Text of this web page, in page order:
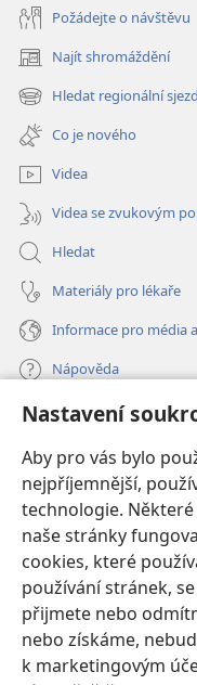
Nastavení
Aby pro vás bylo
nejpříjemnější,
technologie.
naše stránky
cookies, které
používání stránek,
přijmete nebo
nebo získáme,
k marketingovým
Požádejte o návštěvu
Najít shromáždění
(otevřeno
nové
okno)
Hledat regionální sjezd
(otevřeno
nové
okno)
Co je nového
Videa
Videa se zvukovým
Hledat
Materiály pro lékaře
Informace pro média
Nápověda
Dary
nové
okno) ONLINE KNIHOVNA
(otevřeno
nové
okno)JW Hub®
(otevřeno
nové
okno)JW Library
Watchtower Library